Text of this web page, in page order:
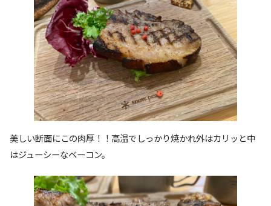
美しい断面にこの肉厚！！高温でしっかり焼かれ外はカリッと中
はジューシーなベーコン。